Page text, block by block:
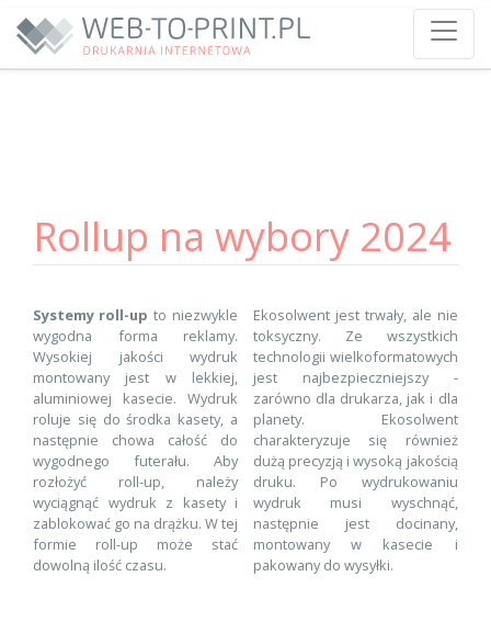
Rollup na wybory 2024
Systemy roll-up to niezwykle
wygodna forma reklamy.
Wysokiej jakości wydruk
montowany jest w lekkiej,
aluminiowej kasecie. Wydruk
roluje się do środka kasety, a
następnie chowa całość do
wygodnego futerału. Aby
rozłożyć roll-up, należy
wyciągnąć wydruk z kasety i
zablokować go na drążku. W tej
formie roll-up może stać
dowolną ilość czasu.
Ekosolwent jest trwały, ale nie
toksyczny. Ze wszystkich
technologii wielkoformatowych
jest najbezpieczniejszy -
zarówno dla drukarza, jak i dla
planety. Ekosolwent
charakteryzuje się również
dużą precyzją i wysoką jakością
druku. Po wydrukowaniu
wydruk musi wyschnąć,
następnie jest docinany,
montowany w kasecie i
pakowany do wysyłki.